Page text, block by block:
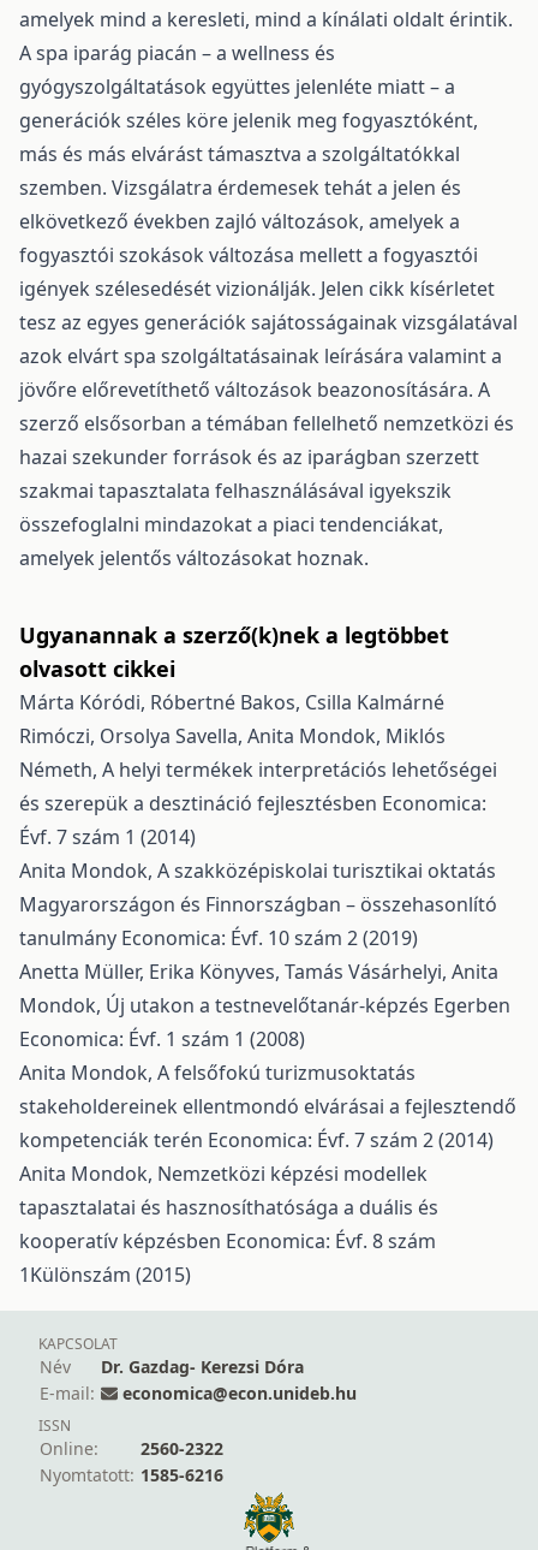
amelyek mind a keresleti, mind a kínálati oldalt érintik.
A spa iparág piacán – a wellness és
gyógyszolgáltatások együttes jelenléte miatt – a
generációk széles köre jelenik meg fogyasztóként,
más és más elvárást támasztva a szolgáltatókkal
szemben. Vizsgálatra érdemesek tehát a jelen és
elkövetkező években zajló változások, amelyek a
fogyasztói szokások változása mellett a fogyasztói
igények szélesedését vizionálják. Jelen cikk kísérletet
tesz az egyes generációk sajátosságainak vizsgálatával
azok elvárt spa szolgáltatásainak leírására valamint a
jövőre előrevetíthető változások beazonosítására. A
szerző elsősorban a témában fellelhető nemzetközi és
hazai szekunder források és az iparágban szerzett
szakmai tapasztalata felhasználásával igyekszik
összefoglalni mindazokat a piaci tendenciákat,
amelyek jelentős változásokat hoznak.
Ugyanannak a szerző(k)nek a legtöbbet
olvasott cikkei
Márta Kóródi, Róbertné Bakos, Csilla Kalmárné
Rimóczi, Orsolya Savella, Anita Mondok, Miklós
Németh, A helyi termékek interpretációs lehetőségei
és szerepük a desztináció fejlesztésben Economica:
Évf. 7 szám 1 (2014)
Anita Mondok, A szakközépiskolai turisztikai oktatás
Magyarországon és Finnországban – összehasonlító
tanulmány Economica: Évf. 10 szám 2 (2019)
Anetta Müller, Erika Könyves, Tamás Vásárhelyi, Anita
Mondok, Új utakon a testnevelőtanár-képzés Egerben
Economica: Évf. 1 szám 1 (2008)
Anita Mondok, A felsőfokú turizmusoktatás
stakeholdereinek ellentmondó elvárásai a fejlesztendő
kompetenciák terén Economica: Évf. 7 szám 2 (2014)
Anita Mondok, Nemzetközi képzési modellek
tapasztalatai és hasznosíthatósága a duális és
kooperatív képzésben Economica: Évf. 8 szám
1Különszám (2015)
KAPCSOLAT
Név
Dr. Gazdag- Kerezsi Dóra
E-mail:
economica@econ.unideb.hu
ISSN
Online:
2560-2322
Nyomtatott: 1585-6216